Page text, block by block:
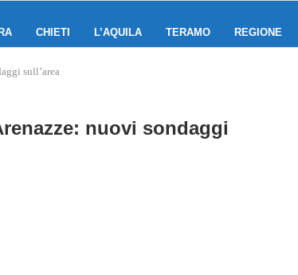
CHIETI L’AQUILA TERAMO REGIONE
sull’area
nuovi sondaggi